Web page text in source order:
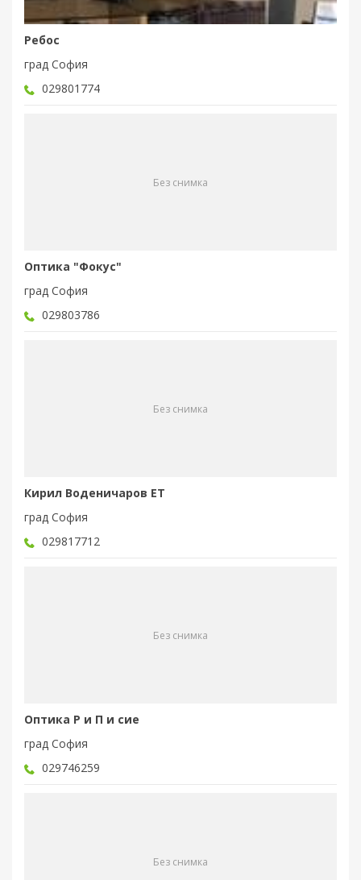
Ребос
град София
029801774
Без снимка
Оптика "Фокус"
град София
029803786
Без снимка
Кирил Воденичаров ЕТ
град София
029817712
Без снимка
Оптика Р и П и сие
град София
029746259
Без снимка